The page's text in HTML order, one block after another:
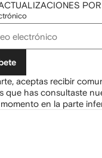
POR
aceptas recibir
que has consultaste
en la parte